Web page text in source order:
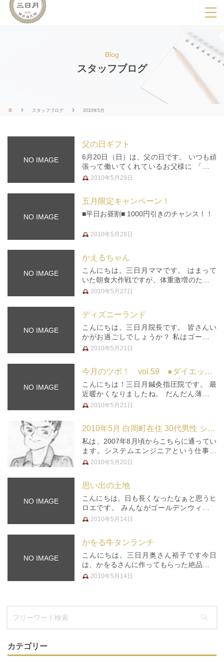
SPメニ
ー
展
用
ボ
Blog
スタッフブログ
スタッフブログ 2010年5月
NO IMAGE
父の日ギフト
6月20日（日）は、父の日です。 いつも頑
張って働いてくれているお父様に 「あり
がとう」の気持ちを込めて、 マッサージ
2010年5月29日
NO IMAGE
五月限定キャンペーン！
■平日お昼割■ 1000円引きのチャンス！！
2010年5月28日
NO IMAGE
かえるちゃん
こんにちは。三日月ママです。 はまって
いた朝食大作戦ですが、体重激増のため、
最近はしぼみ気味です 決して、眠いから
した。去年から仲間入りしたかえる…
2010年5月27日
NO IMAGE
ディズニーランド
こんにちは。三日月院長です。 皆さんい
かがお過ごしでしょうか？ 私はゴールデ
ンウィーク明けに、息子をディズニーラン
う？ 初めてのアトラクションにど…
2010年5月21日
NO IMAGE
今月のツボ！ vol.59 ●ダイエット●
こんにちは！三日月鍼灸指圧院です。 最
近暖かくなりましたね。 だんだん薄着に
なってきて体型が気になる･･･ 夏に向けて
ッタリのつぼがあるのでご紹…
2010年5月21日
2010年5月 白岡町在住 30代男性 システムエンジニア
私は、2007年8月頃からこちらに通ってい
ます。システムエンジニアという仕事が
ら、目が疲れ、首、肩、肩甲骨まわりから
が良く分からず不安もありま…
2010年5月20日
NO IMAGE
思い出の土地
こんにちは。日も長くなったなぁと思うヒ
ロエです。 みんながゴールデンウィーク
のことを書いているので、私も書きたいと
が、 今年はゴールデンウィー…
2010年5月14日
NO IMAGE
かをる牛タンランチ
こんにちは。三日月奥さん裕子です今日
は、かをるさんに作ってもらった絶品お弁
当のご紹介 4月7日に行われた新人歓迎
2010年5月14日
カテゴリー